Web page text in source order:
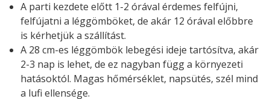
A parti kezdete előtt 1-2 órával érdemes felfújni,
felfújatni a léggömböket, de akár 12 órával előbbre
is kérhetjük a szállítást.
A 28 cm-es léggömbök lebegési ideje tartósítva, akár
2-3 nap is lehet, de ez nagyban függ a környezeti
hatásoktól. Magas hőmérséklet, napsütés, szél mind
a lufi ellensége.